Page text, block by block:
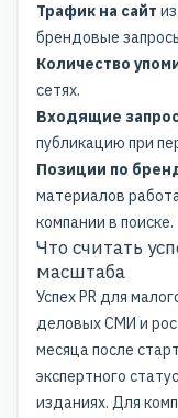
Трафик на сайт
брендовые
Количество
сетях.
Входящие
публикацию при
Позиции по
материалов
компании в поиске.
Что считать
масштаба
УспехPR для
деловых СМИ и
месяца после
экспертного
изданиях. Для